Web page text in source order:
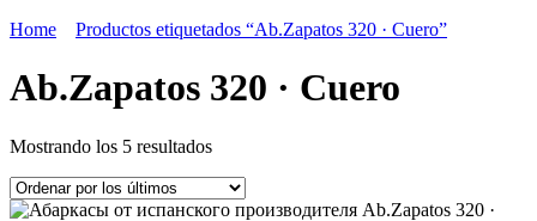
Home
Productos etiquetados “Ab.Zapatos 320 · Cuero”
Ab.Zapatos 320 · Cuero
Mostrando los 5 resultadosOrdenado
los
últimos